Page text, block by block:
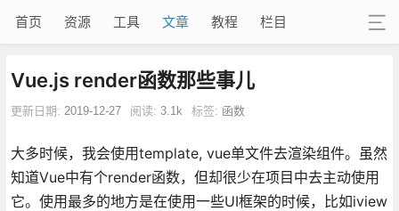
首页 资源 工具 文章 教程 栏目
Vue.js render函数那些事儿
更新日期: 2019-12-27 阅读: 3.1k 标签: 函数
大多时候，我会使用template, vue单文件去渲染组件。虽然
知道Vue中有个render函数，但却很少在项目中去主动使用
它。使用最多的地方是在使用一些UI框架的时候，比如iview